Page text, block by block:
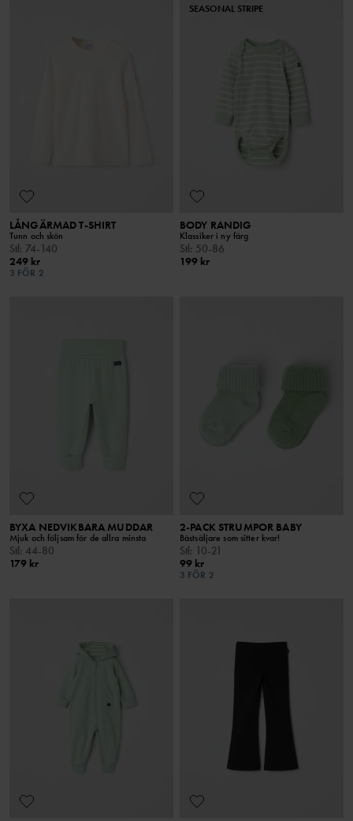
LÅNGÄRMAD T-SHIRT
Tunn och skön
Stl: 74-140
249 kr
3 FÖR 2
SEASONAL STRIPE
BODY RANDIG
Klassiker i ny färg
Stl: 50-86
199 kr
BYXA NEDVIKBARA MUDDAR
Mjuk och följsam för de allra minsta
Stl: 44-80
179 kr
2-PACK STRUMPOR BABY
Bästsäljare som sitter kvar!
Stl: 10-21
99 kr
3 FÖR 2